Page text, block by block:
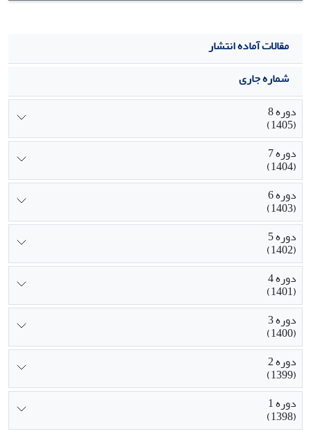
مقالات آماده انتشار
شماره جاری
دوره 8
(1405)
دوره 7
(1404)
دوره 6
(1403)
دوره 5
(1402)
دوره 4
(1401)
دوره 3
(1400)
دوره 2
(1399)
دوره 1
(1398)